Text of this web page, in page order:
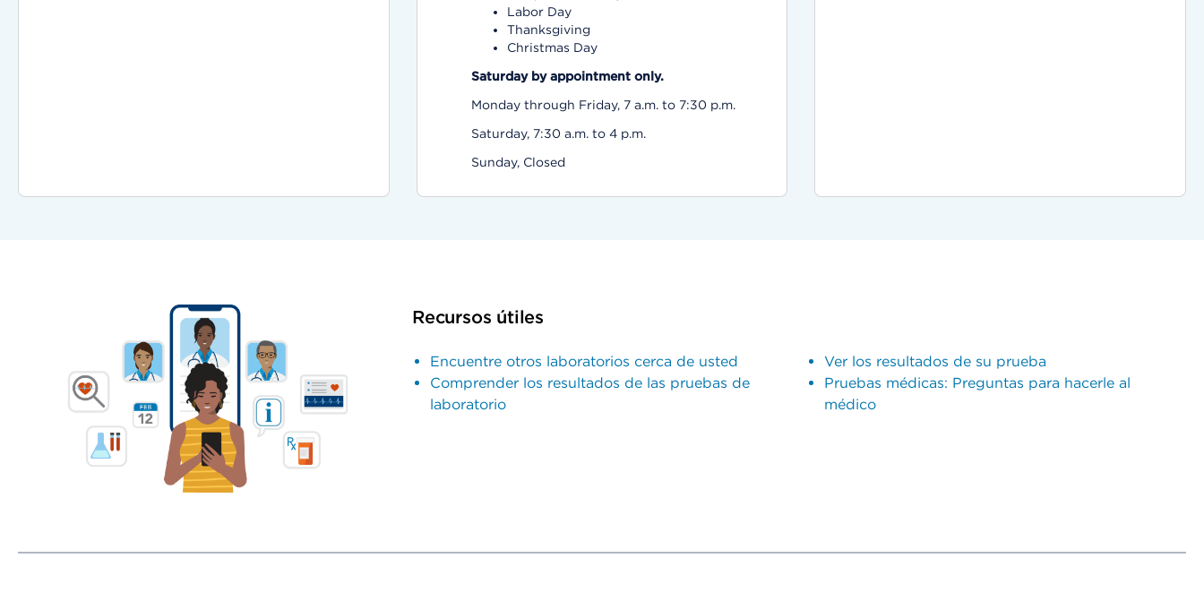
Labor Day
Thanksgiving
Christmas Day
Saturday by appointment only.
Monday through Friday, 7 a.m. to 7:30 p.m.
Saturday, 7:30 a.m. to 4 p.m.
Sunday, Closed
Recursos útiles
Encuentre otros laboratorios cerca de usted
Comprender los resultados de las pruebas de
laboratorio
Ver los resultados de su prueba
Pruebas médicas: Preguntas para hacerle al
médico